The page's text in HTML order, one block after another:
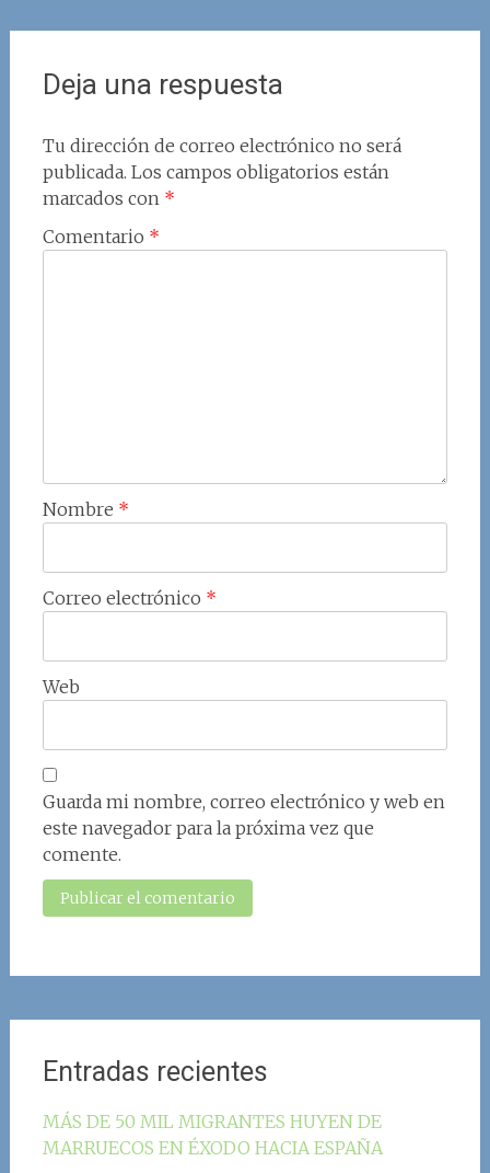
Deja una respuesta
Tu dirección de correo electrónico no será
publicada. Los campos obligatorios están
marcados con *
Comentario *
Nombre *
Correo electrónico *
Web
Guarda mi nombre, correo electrónico y web en
este navegador para la próxima vez que
comente.
Entradas recientes
MÁS DE 50 MIL MIGRANTES HUYEN DE
MARRUECOS EN ÉXODO HACIA ESPAÑA